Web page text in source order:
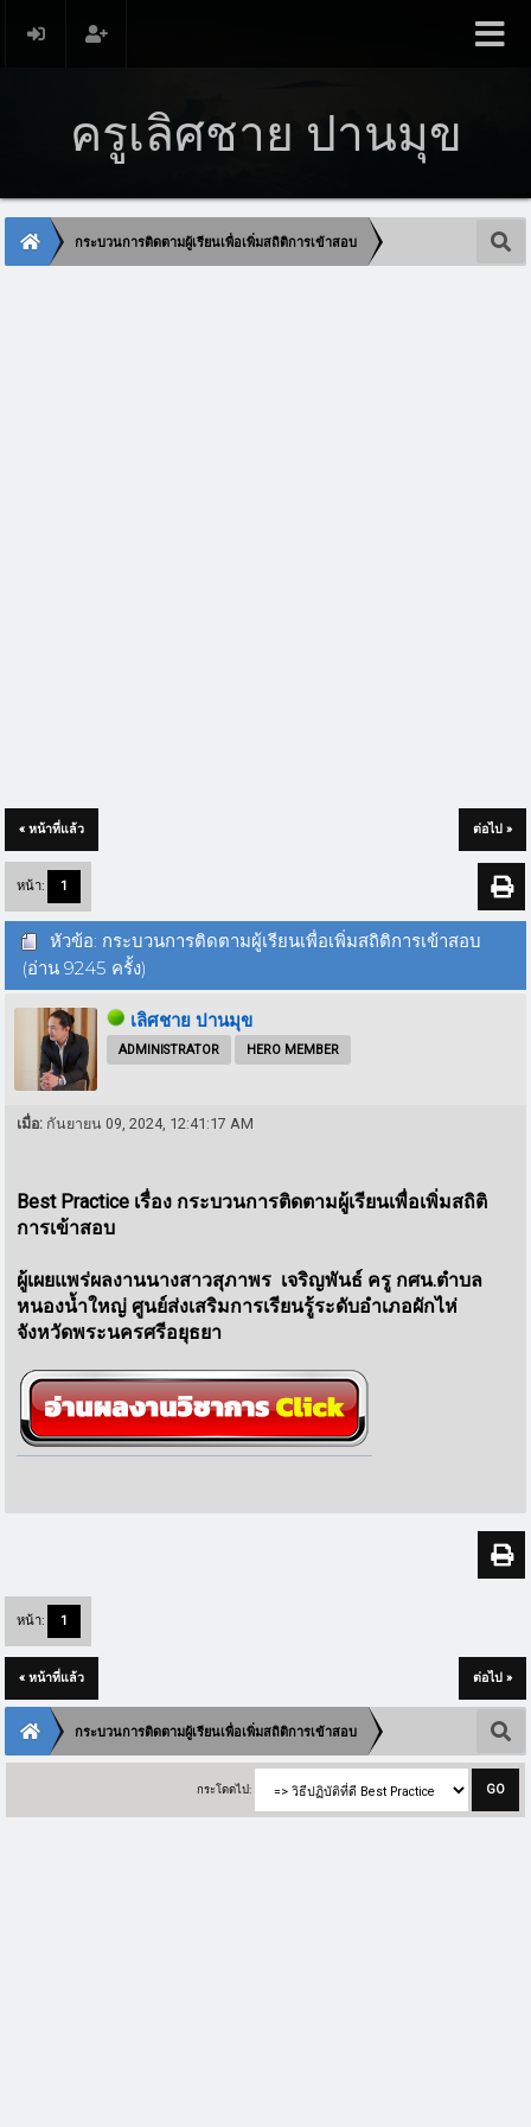
ครูเลิศชาย ปานมุข
กระบวนการติดตามผู้เรียนเพื่อเพิ่มสถิติการเข้าสอบ
« หน้าที่แล้ว ต่อไป »
หน้า: 1
หัวข้อ: กระบวนการติดตามผู้เรียนเพื่อเพิ่มสถิติการเข้าสอบ
(อ่าน 9245 ครั้ง)
เลิศชาย ปานมุข
ADMINISTRATOR HERO MEMBER
เมื่อ: กันยายน 09, 2024, 12:41:17 AM
ฺBest Practice เรื่อง กระบวนการติดตามผู้เรียนเพื่อเพิ่มสถิติ
การเข้าสอบ
ผู้เผยแพร่ผลงานนางสาวสุภาพร เจริญพันธ์ ครู กศน.ตำบล
หนองน้ำใหญ่ ศูนย์ส่งเสริมการเรียนรู้ระดับอำเภอผักไห่
จังหวัดพระนครศรีอยุธยา
หน้า: 1
« หน้าที่แล้ว ต่อไป »
กระบวนการติดตามผู้เรียนเพื่อเพิ่มสถิติการเข้าสอบ
กระโดดไป: